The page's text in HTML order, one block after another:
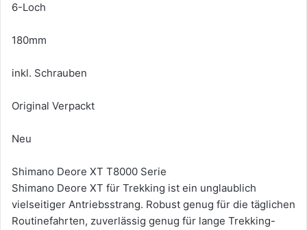
6-Loch
180mm
inkl. Schrauben
Original Verpackt
Neu
Shimano Deore XT T8000 Serie
Shimano Deore XT für Trekking ist ein unglaublich
vielseitiger Antriebsstrang. Robust genug für die täglichen
Routinefahrten, zuverlässig genug für lange Trekking-